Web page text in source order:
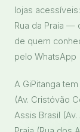
lojas
Rua da Praia —
de quem
pelo WhatsApp
A GiPitanga
(Av. Cristóvão
Assis Brasil